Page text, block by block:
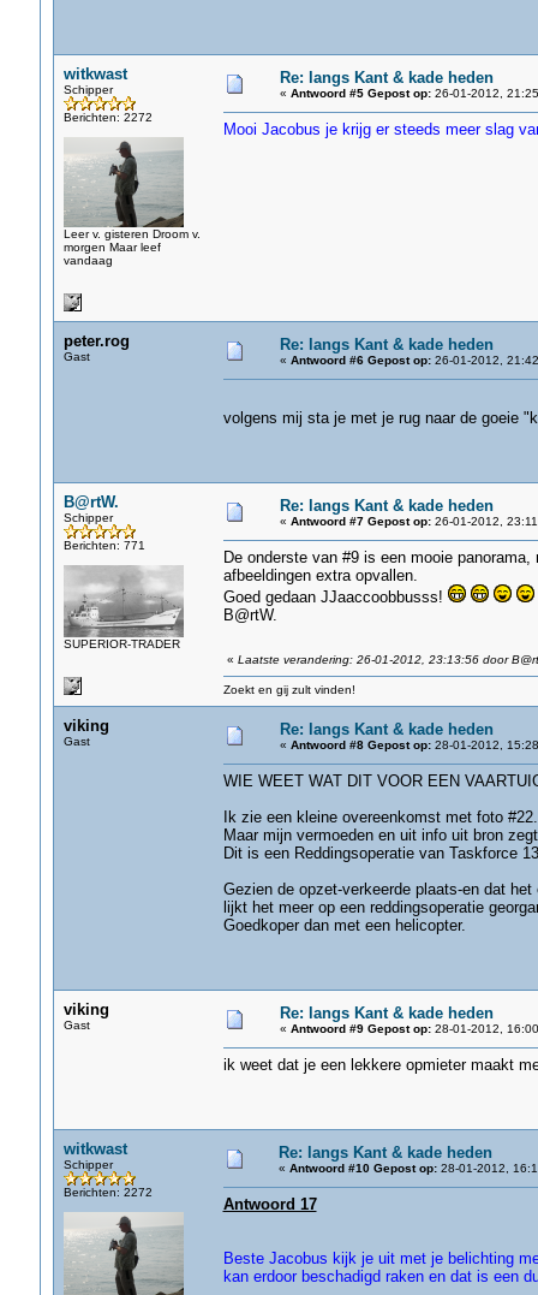
witkwast
Schipper
Berichten: 2272
Leer v. gisteren Droom v.
morgen Maar leef
vandaag
Re: langs Kant & kade heden
« Antwoord #5 Gepost op:26-01-2012,
Mooi Jacobus je krijg er steeds meer slag
peter.rog
Gast
Re: langs Kant & kade heden
« Antwoord #6 Gepost op:26-01-2012,
volgens mij sta je met je rug naar de goeie
B@rtW.
Schipper
Berichten: 771
SUPERIOR-TRADER
Re: langs Kant & kade heden
« Antwoord #7 Gepost op:26-01-2012,
De onderste van #9 is een mooie
afbeeldingen extra opvallen.
Goed gedaan JJaaccoobbusss!
B@rtW.
« Laatste verandering: 26-01-2012, 23:13:56 door
Zoekt en gij zult vinden!
viking
Gast
Re: langs Kant & kade heden
« Antwoord #8 Gepost op:28-01-2012,
WIE WEET WAT DIT VOOR EEN
Ik zie een kleine overeenkomst met foto #22.
Maar mijn vermoeden en uit info uit bron
Dit is een Reddingsoperatie van Taskforce
Gezien de opzet-verkeerde plaats-en dat
lijkt het meer op een reddingsoperatie
Goedkoper dan met een helicopter.
viking
Gast
Re: langs Kant & kade heden
« Antwoord #9 Gepost op:28-01-2012,
ik weet dat je een lekkere opmieter maakt
witkwast
Schipper
Berichten: 2272
Re: langs Kant & kade heden
« Antwoord #10 Gepost op:28-01-2012,
Antwoord 17
Beste Jacobus kijk je uit met je belichting
kan erdoor beschadigd raken en dat is een